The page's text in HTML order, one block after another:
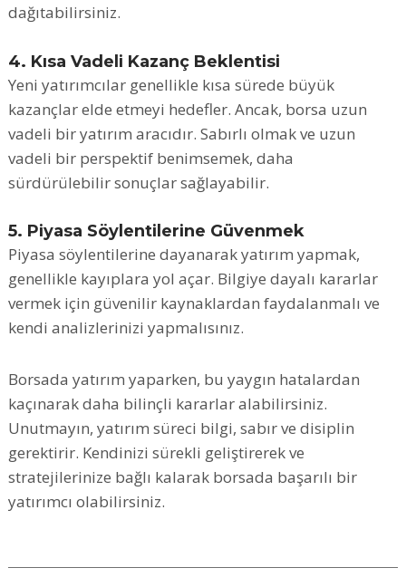
dağıtabilirsiniz.
4. Kısa Vadeli Kazanç Beklentisi
Yeni yatırımcılar genellikle kısa sürede büyük
kazançlar elde etmeyi hedefler. Ancak, borsa uzun
vadeli bir yatırım aracıdır. Sabırlı olmak ve uzun
vadeli bir perspektif benimsemek, daha
sürdürülebilir sonuçlar sağlayabilir.
5. Piyasa Söylentilerine Güvenmek
Piyasa söylentilerine dayanarak yatırım yapmak,
genellikle kayıplara yol açar. Bilgiye dayalı kararlar
vermek için güvenilir kaynaklardan faydalanmalı ve
kendi analizlerinizi yapmalısınız.
Borsada yatırım yaparken, bu yaygın hatalardan
kaçınarak daha bilinçli kararlar alabilirsiniz.
Unutmayın, yatırım süreci bilgi, sabır ve disiplin
gerektirir. Kendinizi sürekli geliştirerek ve
stratejilerinize bağlı kalarak borsada başarılı bir
yatırımcı olabilirsiniz.